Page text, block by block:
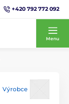
+420 792 772 092
Menu
Výrobce